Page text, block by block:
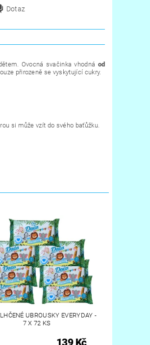
Dotaz
. Ovocná svačinka vhodná od
přirozeně se vyskytující cukry.
si může vzít do svého baťůžku.
UBROUSKY EVERYDAY -
7 X 72 KS
139 Kč